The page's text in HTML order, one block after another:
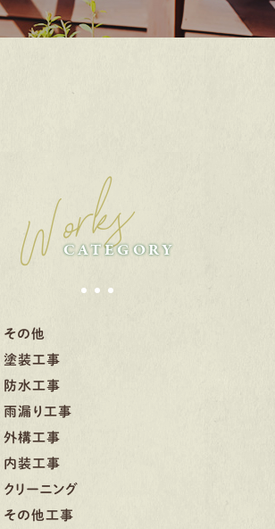
Works
CATEGORY
その他
塗装工事
防水工事
雨漏り工事
外構工事
内装工事
クリーニング
その他工事